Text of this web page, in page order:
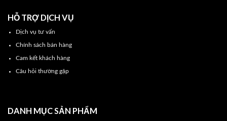
HỖ TRỢ DỊCH VỤ
Dịch vụ tư vấn
Chính sách bán hàng
Cam kết khách hàng
Câu hỏi thường gặp
DANH MỤC SẢN PHẨM